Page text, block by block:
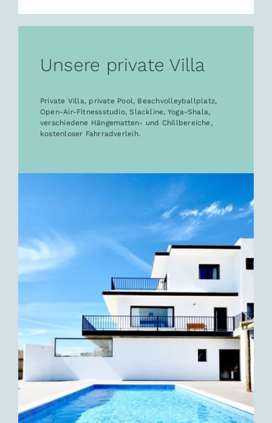
Unsere private Villa
Private Villa, private Pool, Beachvolleyballplatz,
Open-Air-Fitnessstudio, Slackline, Yoga-Shala,
verschiedene Hängematten- und Chillbereiche,
kostenloser Fahrradverleih.